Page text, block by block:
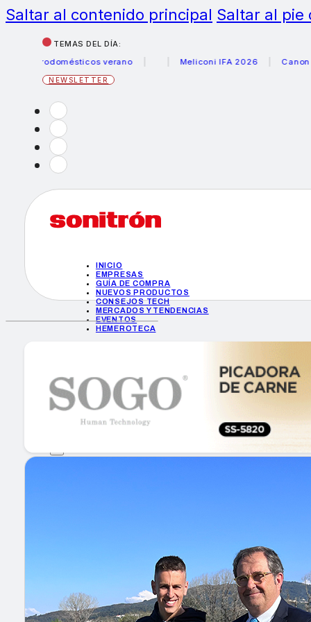
Saltar al contenido principal Saltar al pie
TEMAS DEL DÍA:
verano
Meliconi IFA 2026 Canon becas
NEWSLETTER
INICIO
EMPRESAS
GUÍA DE COMPRA
NUEVOS PRODUCTOS
CONSEJOS TECH
MERCADOS Y TENDENCIAS
EVENTOS
HEMEROTECA
GUÍA DE COMPRA
NUEVOS PRODUCTOS
CONSEJOS TECH
MERCADOS Y TENDENCIAS
HEMEROTECA
Encuentra tu noticia
Buscar